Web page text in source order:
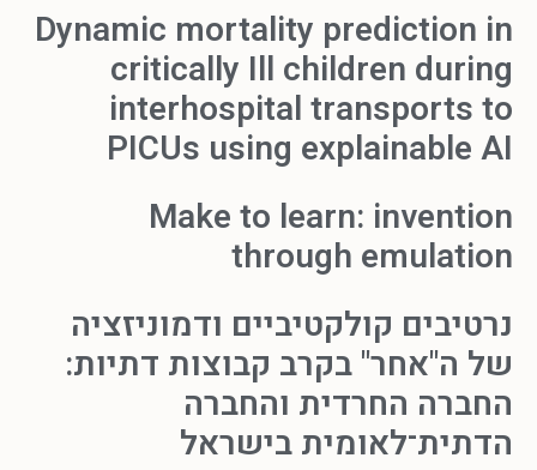
Dynamic mortality prediction in
critically Ill children during
interhospital transports to
PICUs using explainable AI
Make to learn: invention
through emulation
נרטיבים קולקטיביים ודמוניזציה
של ה"אחר" בקרב קבוצות דתיות:
החברה החרדית והחברה
הדתית־לאומית בישראל